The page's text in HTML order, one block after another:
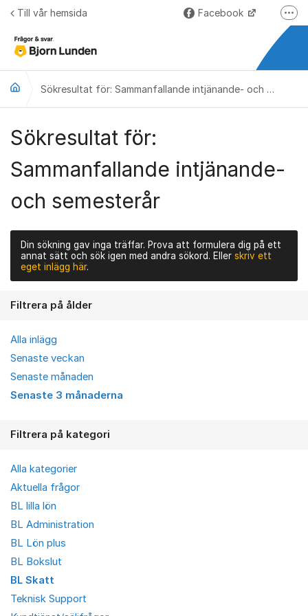
Hoppa till innehåll
Till vår hemsida Facebook
Björnkoll – Blogg Sökresultat för: Sammanfallande intjänande- och semesterår
Sökresultat för:
Sammanfallande intjänande-
och semesterår
Din sökning gav inga träffar. Prova att formulera dig på ett
annat sätt och sök igen med andra sökord. Eller skriv ett
eget inlägg här.
Filtrera på ålder
Alla inlägg
Senaste veckan
Senaste månaden
Senaste 3 månaderna
Filtrera på kategori
Alla kategorier
Aktuella frågor
BL lilla lön
BL Administration
BL Lön plus
BL Bokslut
BL Skatt
Teknisk Support